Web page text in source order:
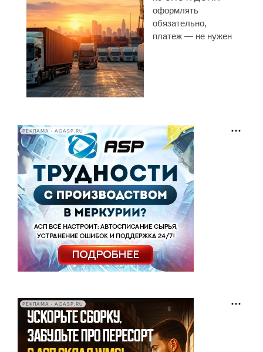
оформлять
обязательно,
платеж — не нужен
РЕКЛАМА • AOASP.RU
РЕКЛАМА • AOASP.RU